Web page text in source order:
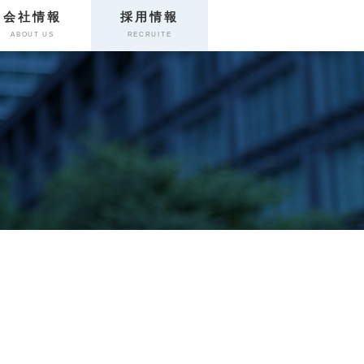
会社情報
ABOUT US
採用情報
RECRUITE